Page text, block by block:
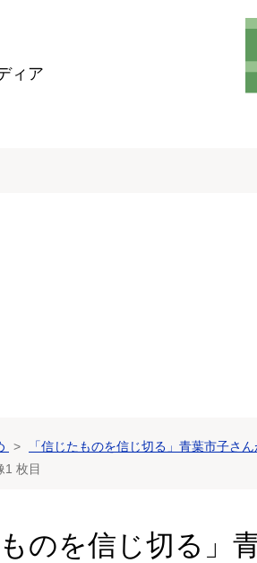
ィア
「信じたものを信じ切る」青葉市子さ
1 枚目
ものを信じ切る」